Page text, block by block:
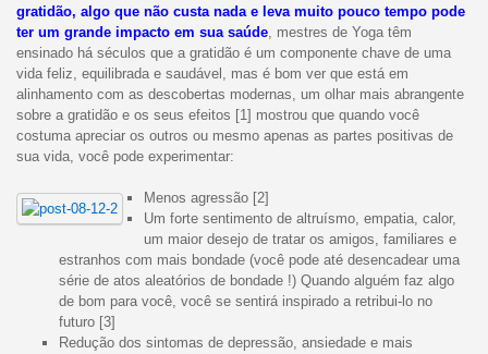
gratidão, algo que não custa nada e leva muito pouco tempo pode
ter um grande impacto em sua saúde, mestres de Yoga têm
ensinado há séculos que a gratidão é um componente chave de uma
vida feliz, equilibrada e saudável, mas é bom ver que está em
alinhamento com as descobertas modernas, um olhar mais abrangente
sobre a gratidão e os seus efeitos [1] mostrou que quando você
costuma apreciar os outros ou mesmo apenas as partes positivas de
sua vida, você pode experimentar:
Menos agressão [2]
Um forte sentimento de altruísmo, empatia, calor,
um maior desejo de tratar os amigos, familiares e
estranhos com mais bondade (você pode até desencadear uma
série de atos aleatórios de bondade !) Quando alguém faz algo
de bom para você, você se sentirá inspirado a retribui-lo no
futuro [3]
Redução dos sintomas de depressão, ansiedade e mais